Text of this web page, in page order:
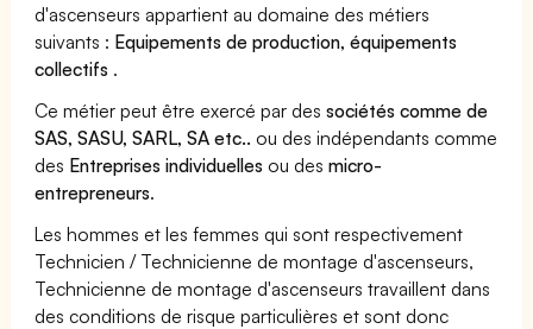
d'ascenseurs appartient au domaine des métiers
suivants : Equipements de production, équipements
collectifs .
Ce métier peut être exercé par dessociétés comme de
SAS, SASU, SARL, SA etc.. ou des indépendants comme
des Entreprises individuelles ou desmicro-
entrepreneurs.
Les hommes et les femmes qui sont respectivement
Technicien / Technicienne de montage d'ascenseurs,
Technicienne de montage d'ascenseurs travaillent dans
des conditions de risque particulières et sont donc